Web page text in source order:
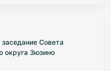
Совета
округа Зюзино